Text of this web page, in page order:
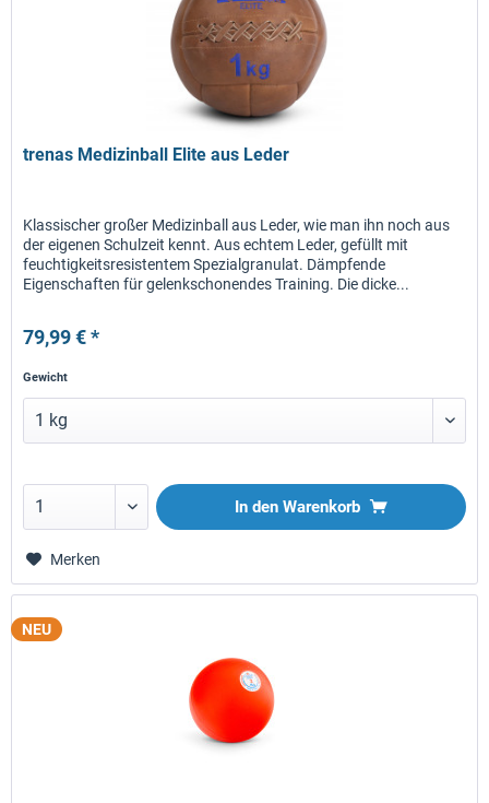
trenas Medizinball Elite aus Leder
Klassischer großer Medizinball aus Leder, wie man ihn noch aus
der eigenen Schulzeit kennt. Aus echtem Leder, gefüllt mit
feuchtigkeitsresistentem Spezialgranulat. Dämpfende
Eigenschaften für gelenkschonendes Training. Die dicke...
79,99 € *
Gewicht
In den Warenkorb
Merken
NEU